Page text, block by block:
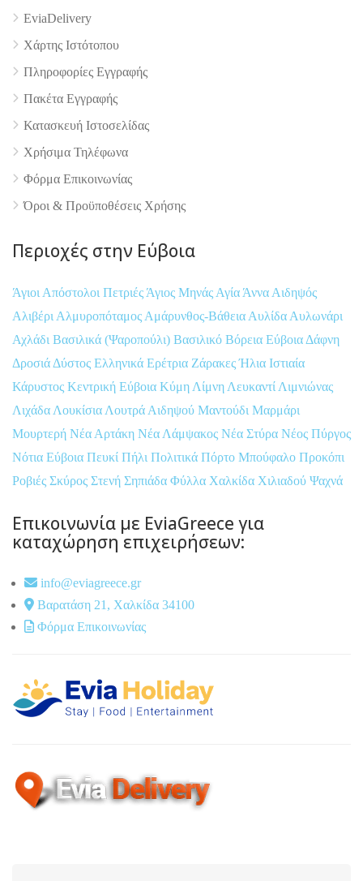
EviaDelivery
Χάρτης Ιστότοπου
Πληροφορίες Εγγραφής
Πακέτα Εγγραφής
Κατασκευή Ιστοσελίδας
Χρήσιμα Τηλέφωνα
Φόρμα Επικοινωνίας
Όροι & Προϋποθέσεις Xρήσης
Περιοχές στην Εύβοια
Άγιοι Απόστολοι Πετριές Άγιος Μηνάς Αγία Άννα Αιδηψός
Αλιβέρι Αλμυροπόταμος Αμάρυνθος-Βάθεια Αυλίδα Αυλωνάρι
Αχλάδι Βασιλικά (Ψαροπούλι) Βασιλικό Βόρεια Εύβοια Δάφνη
Δροσιά Δύστος Ελληνικά Ερέτρια ΖάρακεςΉλια Ιστιαία
Κάρυστος Κεντρική Εύβοια Κύμη Λίμνη Λευκαντί Λιμνιώνας
Λιχάδα Λουκίσια Λουτρά Αιδηψού Μαντούδι Μαρμάρι
Μουρτερή Νέα Αρτάκη Νέα Λάμψακος Νέα Στύρα Νέος Πύργος
Νότια Εύβοια Πευκί Πήλι Πολιτικά Πόρτο Μπούφαλο Προκόπι
Ροβιές Σκύρος Στενή Σηπιάδα Φύλλα Χαλκίδα Χιλιαδού Ψαχνά
Επικοινωνία με EviaGreece για
καταχώρηση επιχειρήσεων:
info@eviagreece.gr
Βαρατάση 21, Χαλκίδα 34100
Φόρμα Επικοινωνίας